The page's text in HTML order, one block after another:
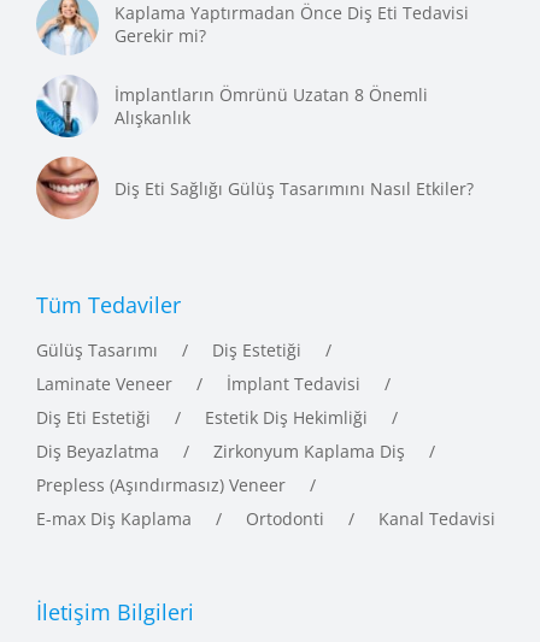
Kaplama Yaptırmadan Önce Diş Eti Tedavisi
Gerekir mi?
İmplantların Ömrünü Uzatan 8 Önemli
Alışkanlık
Diş Eti Sağlığı Gülüş Tasarımını Nasıl Etkiler?
Tüm Tedaviler
Gülüş Tasarımı
Diş Estetiği
Laminate Veneer
İmplant Tedavisi
Diş Eti Estetiği
Estetik Diş Hekimliği
Diş Beyazlatma
Zirkonyum Kaplama Diş
Prepless (Aşındırmasız) Veneer
E-max Diş Kaplama
Ortodonti Kanal Tedavisi
İletişim Bilgileri